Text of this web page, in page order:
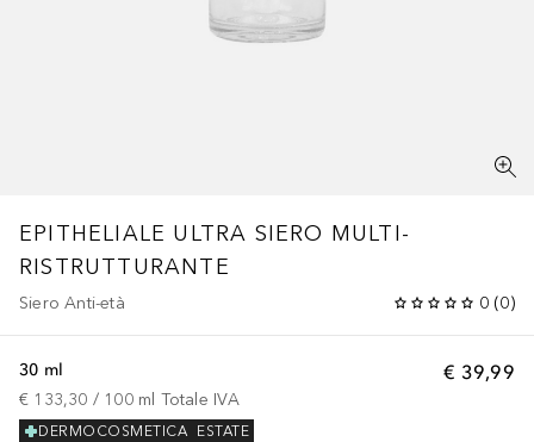
EPITHELIALE ULTRA SIERO MULTI-
RISTRUTTURANTE
Siero Anti-età 0 (0)
€ 39,99
30 ml
€ 133,30 / 100 ml Totale IVA
ESTATE
DERMOCOSMETICA